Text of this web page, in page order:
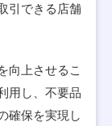
引できる店舗
向上させるこ
用し、不要品
確保を実現し